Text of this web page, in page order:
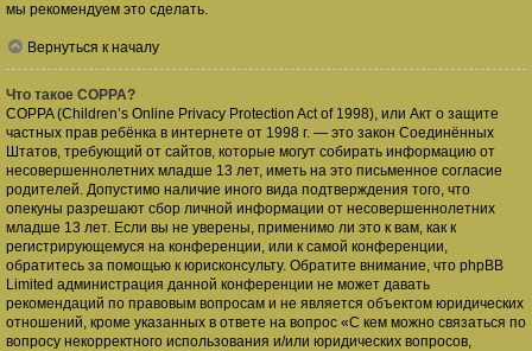
мы рекомендуем это сделать.
Вернуться к началу
Что такое COPPA?
COPPA (Children’s Online Privacy Protection Act of 1998), или Акт о защите
частных прав ребёнка в интернете от 1998 г. — это закон Соединённых
Штатов, требующий от сайтов, которые могут собирать информацию от
несовершеннолетних младше 13 лет, иметь на это письменное согласие
родителей. Допустимо наличие иного вида подтверждения того, что
опекуны разрешают сбор личной информации от несовершеннолетних
младше 13 лет. Если вы не уверены, применимо ли это к вам, как к
регистрирующемуся на конференции, или к самой конференции,
обратитесь за помощью к юрисконсульту. Обратите внимание, что phpBB
Limited администрация данной конференции не может давать
рекомендаций по правовым вопросам и не является объектом юридических
отношений, кроме указанных в ответе на вопрос «С кем можно связаться по
вопросу некорректного использования и/или юридических вопросов,